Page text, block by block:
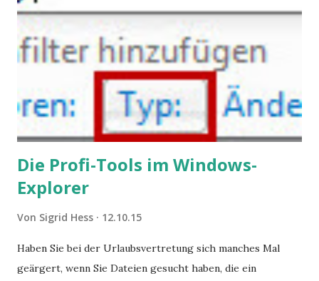
Die Profi-Tools im Windows-
Explorer
Von Sigrid Hess 12.10.15
Haben Sie bei der Urlaubsvertretung sich manches Mal
geärgert, wenn Sie Dateien gesucht haben, die ein